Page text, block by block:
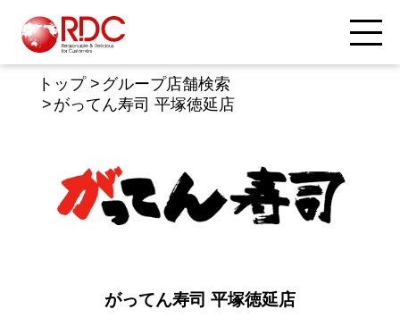
トップ
グループ店舗検索
がってん寿司 平塚徳延店
がってん寿司 平塚徳延店